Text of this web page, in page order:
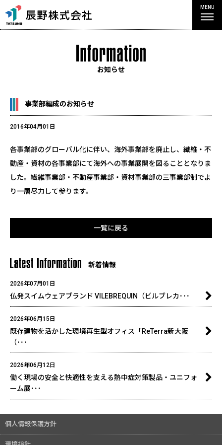
MENU
お知らせ
事業部編成のお知らせ
2016年04月01日
各事業部のグローバル化に伴い、海外事業部を廃止し、繊維・不
動産・資材の各事業部にて海外への事業展開を図ることとなりま
した。繊維事業部・不動産事業部・資材事業部の三事業部制でよ
り一層尽力して参ります。
一覧に戻る
新着情報
2026年07月01日
仏発スイムウェアブランド VILEBREQUIN（ビルブレカ･･･ >
2026年06月15日
既存建物を活かした環境再生型オフィス「ReTerra新大阪
（･･･
>
2026年06月12日
働く現場の安全と快適性を支える熱中症対策製品・ユニフォ
ーム展･･･
>
個人情報保護方針